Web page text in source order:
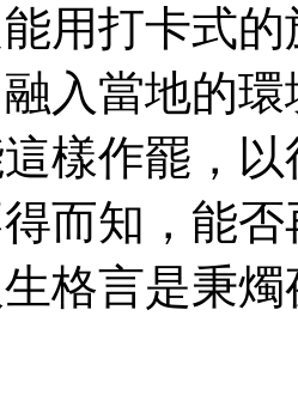
用打卡式
入當地的
樣作罷，
而知，能
格言是秉